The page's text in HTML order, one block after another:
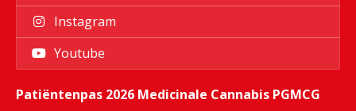
Instagram
Youtube
Patiëntenpas 2026 Medicinale Cannabis PGMCG